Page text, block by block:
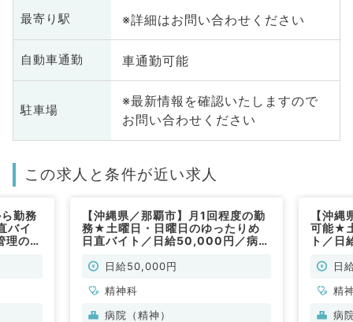
最寄り駅 ※詳細はお問い合わせください
自動車通勤 車通勤可能
駐車場
※最新情報を確認いたしますので
お問い合わせください
この求人と条件が近い求人
勤務
バイ
のお
【沖縄県／那覇市】月1回程度の勤
務★土曜日・日曜日のゆったりめ
日直バイト／日給50,000円／病棟
勤） 日給50,000円
精神科
病院（精神）
【沖
可能★
ト／
日
精
病